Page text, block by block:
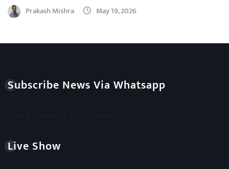
Prakash Mishra May 19, 2026
Subscribe News Via Whatsapp
Live Show